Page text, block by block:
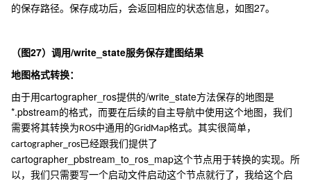
的保存路径。保存成功后，会返回相应的状态信息，如图27。
（图27）调用/write_state服务保存建图结果
地图格式转换：
由于用cartographer_ros提供的/write_state方法保存的地图是
*.pbstream的格式，而要在后续的自主导航中使用这个地图，我们
需要将其转换为ROS中通用的GridMap格式。其实很简单，
cartographer_ros已经跟我们提供了
cartographer_pbstream_to_ros_map这个节点用于转换的实现。所
以，我们只需要写一个启动文件启动这个节点就行了，我给这个启